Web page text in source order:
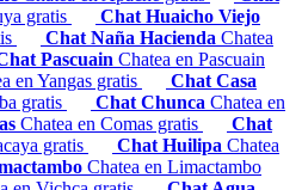
gratis
Chat Huaicho Viejo
Chat Naña Hacienda Chatea
Pascuain Chatea en Pascuain
en Yangas gratis
Chat Casa
gratis Chat Chunca Chatea en
Chatea en Comas gratis
Chat
gratis Chat Huilipa Chatea
Chatea en Limactambo